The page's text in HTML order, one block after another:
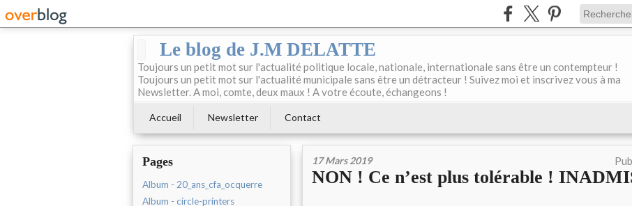
Le blog de J.M DELATTE
Toujours un petit mot sur l'actualité politique locale, nationale, internationale sans être un contempteur !
Toujours un petit mot sur l'actualité municipale sans être un détracteur ! Suivez moi et inscrivez vous à ma
Newsletter. A moi, comte, deux maux ! A votre écoute, échangeons !
Accueil Newsletter Contact
Pages
Album - 20_ans_cfa_ocquerre
Album - circle-printers
17 Mars 2019
NON ! Ce n’est plus tolérable !